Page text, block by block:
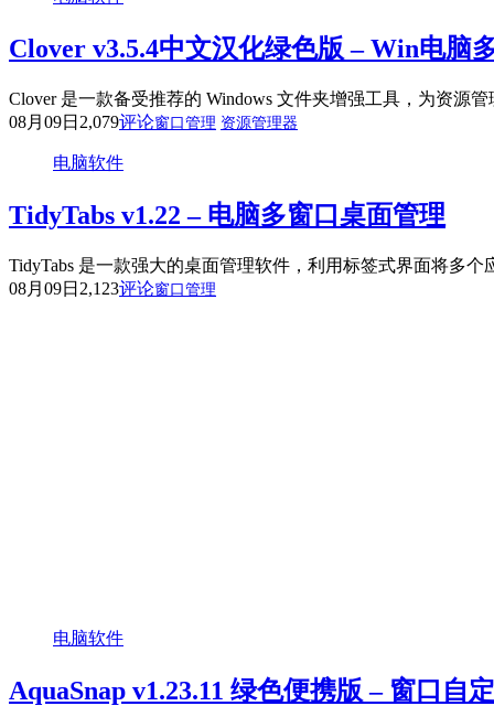
Clover v3.5.4中文汉化绿色版 – Win电脑
Clover 是一款备受推荐的 Windows 文件夹增强工具，为资源
08月09日 2,079评论窗口管理 资源管理器
电脑软件
TidyTabs v1.22 – 电脑多窗口桌面管理
TidyTabs 是一款强大的桌面管理软件，利用标签式界面将多
08月09日 2,123评论窗口管理
电脑软件
AquaSnap v1.23.11 绿色便携版 – 窗口自